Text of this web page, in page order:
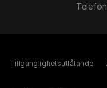
Tillgänglighetsutlåtande